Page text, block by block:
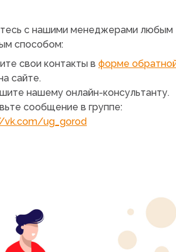
с нашими менеджерами любым
способом:
свои контакты в форме
сайте.
нашему онлайн-консультанту.
сообщение в группе:
vk.com/ug_gorod